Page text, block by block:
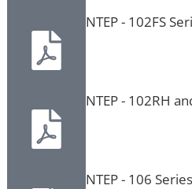
NTEP - 102FS
NTEP - 102RH
NTEP - 106 Series